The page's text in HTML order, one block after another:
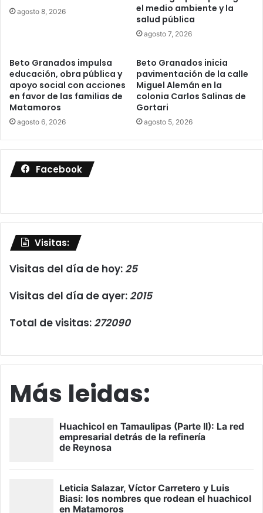
agosto 8, 2026
el medio ambiente y la
salud pública
agosto 7, 2026
Beto Granados impulsa
educación, obra pública y
apoyo social con acciones
en favor de las familias de
Matamoros
agosto 6, 2026
Beto Granados inicia
pavimentación de la calle
Miguel Alemán en la
colonia Carlos Salinas de
Gortari
agosto 5, 2026
Facebook
Visitas:
Visitas del día de hoy: 25
Visitas del día de ayer: 2015
Total de visitas: 272090
Más leidas: